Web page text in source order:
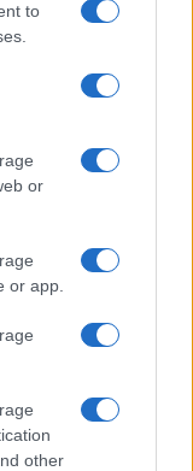
to
or
or app.
other
tra